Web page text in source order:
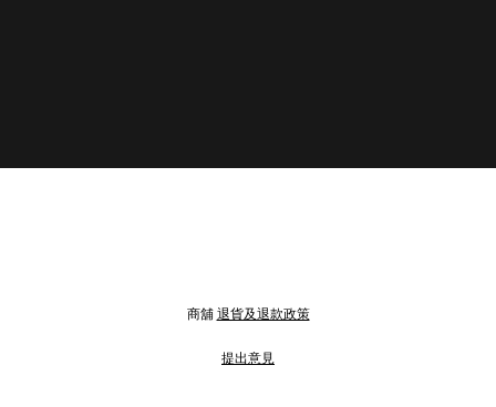
商舖退貨及退款政策
提出意見